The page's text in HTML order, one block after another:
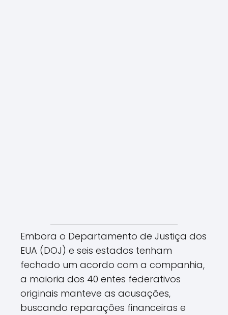
Embora o Departamento de Justiça dos
EUA (DOJ) e seis estados tenham
fechado um acordo com a companhia,
a maioria dos 40 entes federativos
originais manteve as acusações,
buscando reparações financeiras e